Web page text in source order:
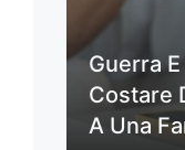
Guerra
Costare
A Una